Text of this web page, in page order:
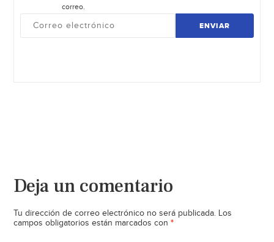
correo.
ENVIAR
Deja un comentario
Tu dirección de correo electrónico no será publicada. Los
campos obligatorios están marcados con *